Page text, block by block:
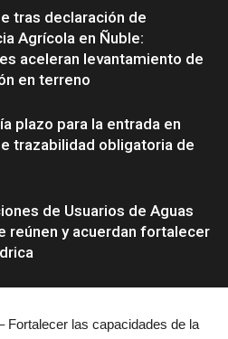
tras declaración de
Agrícola en Ñuble:
aceleran levantamiento de
en terreno
plazo para la entrada en
trazabilidad obligatoria de
de Usuarios de Aguas
reúnen y acuerdan fortalecer
Fortalecer las capacidades de la